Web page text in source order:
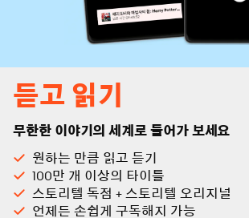
듣고 읽기
무한한 이야기의 세계로 들어가 보세요
원하는 만큼 읽고 듣기
100만 개 이상의 타이틀
스토리텔 독점 + 스토리텔 오리지널
언제든 손쉽게 구독해지 가능